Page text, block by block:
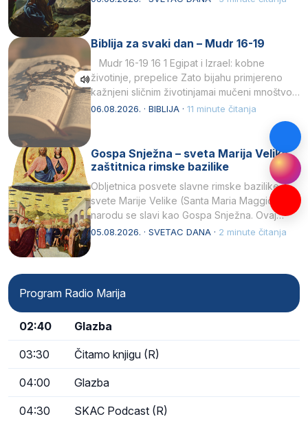
Biblija za svaki dan – Mudr 16-19
Mudr 16-19 16 1 Egipat i Izrael: kobne
životinje, prepelice Zato bijahu primjereno
kažnjeni sličnim životinjamai mučeni mnoštvom
kukaca.2 A narod…
06.08.2026. · BIBLIJA · 11 minute čitanja
Gospa Snježna – sveta Marija Velika,
zaštitnica rimske bazilike
Obljetnica posvete slavne rimske bazilike
svete Marije Velike (Santa Maria Maggiore) u
narodu se slavi kao Gospa Snježna. Ovaj
naziv, Sancta Maria…
05.08.2026. · SVETAC DANA · 2 minute čitanja
Program Radio Marija
02:40 Glazba
03:30 Čitamo knjigu (R)
04:00 Glazba
04:30 SKAC Podcast (R)